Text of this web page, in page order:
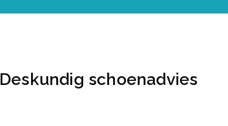
Deskundig schoenadvies